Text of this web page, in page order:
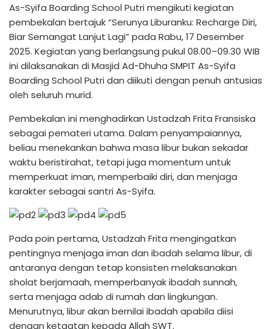
As-Syifa Boarding School Putri mengikuti kegiatan
pembekalan bertajuk “Serunya Liburanku: Recharge Diri,
Biar Semangat Lanjut Lagi” pada Rabu, 17 Desember
2025. Kegiatan yang berlangsung pukul 08.00–09.30 WIB
ini dilaksanakan di Masjid Ad-Dhuha SMPIT As-Syifa
Boarding School Putri dan diikuti dengan penuh antusias
oleh seluruh murid.
Pembekalan ini menghadirkan Ustadzah Frita Fransiska
sebagai pemateri utama. Dalam penyampaiannya,
beliau menekankan bahwa masa libur bukan sekadar
waktu beristirahat, tetapi juga momentum untuk
memperkuat iman, memperbaiki diri, dan menjaga
karakter sebagai santri As-Syifa.
Pada poin pertama, Ustadzah Frita mengingatkan
pentingnya menjaga iman dan ibadah selama libur, di
antaranya dengan tetap konsisten melaksanakan
sholat berjamaah, memperbanyak ibadah sunnah,
serta menjaga adab di rumah dan lingkungan.
Menurutnya, libur akan bernilai ibadah apabila diisi
dengan ketaatan kepada Allah SWT.